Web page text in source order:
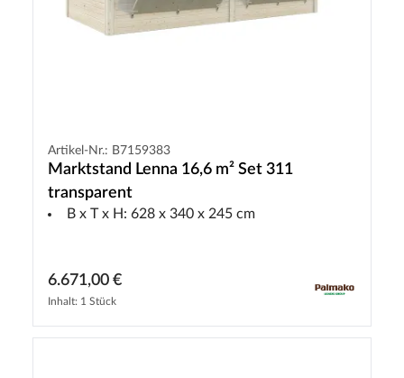
Artikel-Nr.: B7159383
Marktstand Lenna 16,6 m² Set 311
transparent
B x T x H: 628 x 340 x 245 cm
6.671,00 €
Inhalt: 1 Stück